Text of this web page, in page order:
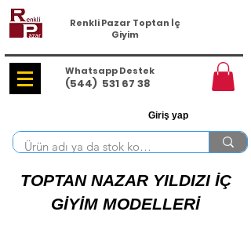
Renkli Pazar Toptan İç
Giyim
Whatsapp Destek
(544) 531 67 38
Giriş yap
TOPTAN NAZAR YILDIZI İÇ
GİYİM MODELLERİ